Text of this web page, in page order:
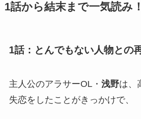
1話から結末まで一気読み！
1話：とんでもない人物との
主人公のアラサーOL・ 浅野は、
失恋をしたことがきっかけで、